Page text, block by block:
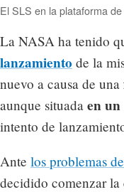
El SLS en la plataforma
La NASA ha tenido
lanzamiento de la
nuevo a causa de una
aunque situada en
intento de
Ante los problemas
decidido comenzar la